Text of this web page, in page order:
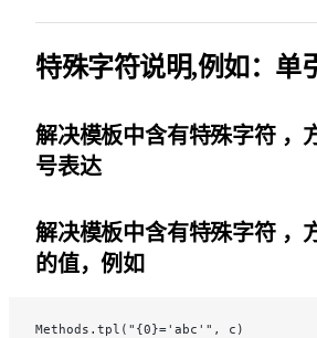
特殊字符说明,例如：单
解决模板中含有特殊字符 ，
号表达
解决模板中含有特殊字符 ，
的值，例如
Methods.tpl("{0}='abc'", c)